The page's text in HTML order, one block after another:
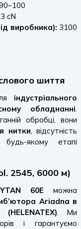
cN
виробника): 3100
шиття
індустріального
обладнанні.
обробці, вони
нитки, відсутність
якому етапі
2545, 6000 м)
60E можна
Ariadna в
. Ми
і гарантуємо